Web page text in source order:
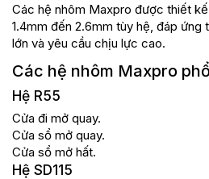
Các hệ nhôm Maxpro được thiết
1.4mm đến 2.6mm tùy hệ, đáp
lớn và yêu cầu chịu lực cao.
Các hệ nhôm Maxpro
Hệ R55
Cửa đi mở quay.
Cửa sổ mở quay.
Cửa sổ mở hất.
Hệ SD115